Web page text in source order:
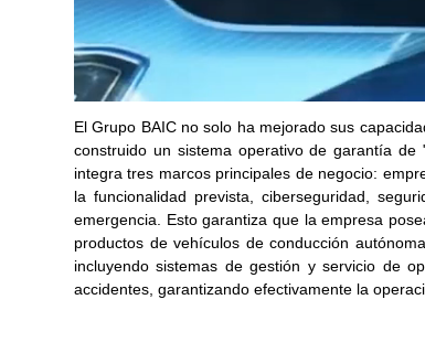
El Grupo BAIC no solo ha mejorado sus
construido un sistema operativo de garantía
integra tres marcos principales de negocio:
la funcionalidad prevista, ciberseguridad,
emergencia. Esto garantiza que la empresa
productos de vehículos de conducción
incluyendo sistemas de gestión y servicio de
accidentes, garantizando efectivamente la